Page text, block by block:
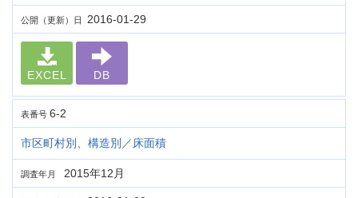
公開（更新）日 2016-01-29
EXCEL DB
表番号 6-2
市区町村別、構造別／床面積
調査年月 2015年12月